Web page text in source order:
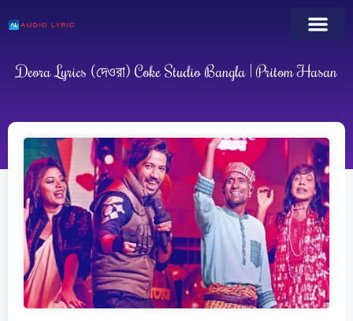
Deora Lyrics (দেওরা) Coke Studio Bangla | Pritom Hasan